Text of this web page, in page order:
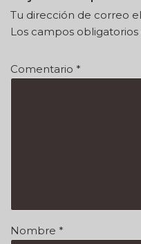
Tu dirección de correo
Los campos
Comentario *
Nombre *